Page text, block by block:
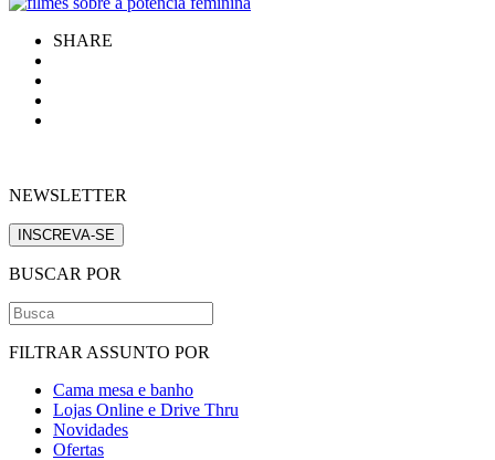
SHARE
NEWSLETTER
INSCREVA-SE
BUSCAR POR
FILTRAR ASSUNTO POR
Cama mesa e banho
Lojas Online e Drive Thru
Novidades
Ofertas